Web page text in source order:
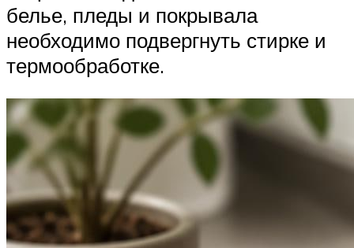
белье, пледы и покрывала
необходимо подвергнуть стирке и
термообработке.